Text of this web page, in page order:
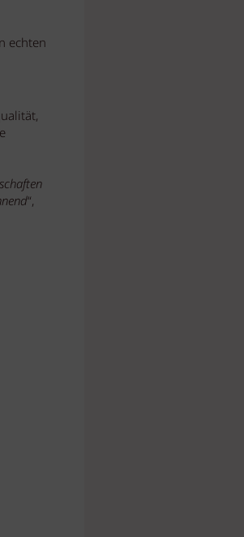
echten
“,